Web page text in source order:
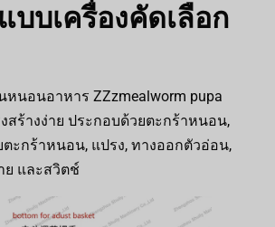
บบเครื่องคัดเลือก
หนอนอาหาร ZZzmealworm pupa
สร้างง่าย ประกอบด้วยตะกร้าหนอน,
ะกร้าหนอน, แปรง, ทางออกตัวอ่อน,
และสวิตช์